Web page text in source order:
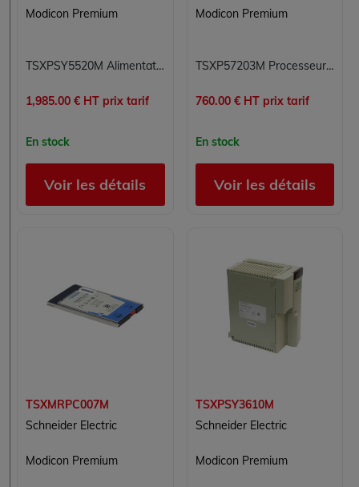
Modicon Premium
TSXPSY5520M Alimentation Modicon Premium Schneider Electric
1,985.00 € HT prix tarif
En stock
Voir les détails
Modicon Premium
TSXP57203M Processeur Modicon Premium Schneider Electric
760.00 € HT prix tarif
En stock
Voir les détails
TSXMRPC007M
Schneider Electric
Modicon Premium
TSXPSY3610M
Schneider Electric
Modicon Premium